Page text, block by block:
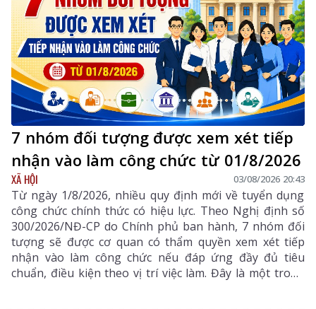
7 nhóm đối tượng được xem xét tiếp
nhận vào làm công chức từ 01/8/2026
XÃ HỘI 03/08/2026 20:43
Từ ngày 1/8/2026, nhiều quy định mới về tuyển dụng
công chức chính thức có hiệu lực. Theo Nghị định số
300/2026/NĐ-CP do Chính phủ ban hành, 7 nhóm đối
tượng sẽ được cơ quan có thẩm quyền xem xét tiếp
nhận vào làm công chức nếu đáp ứng đầy đủ tiêu
chuẩn, điều kiện theo vị trí việc làm. Đây là một trong